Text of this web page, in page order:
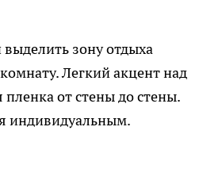
зону отдыха
Легкий акцент над
от стены до стены.
индивидуальным.